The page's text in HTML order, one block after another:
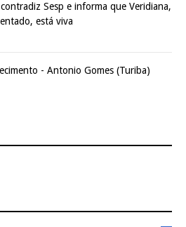
Sesp e informa que Veridiana,
está viva
- Antonio Gomes (Turiba)